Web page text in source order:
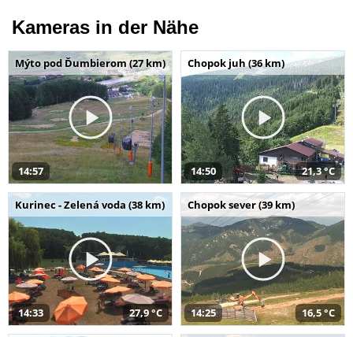
Kameras in der Nähe
Mýto pod Ďumbierom (27 km)
14:57
Chopok juh (36 km)
14:50 21,3 °C
Kurinec - Zelená voda (38 km)
14:33 27,9 °C
Chopok sever (39 km)
14:25 16,5 °C